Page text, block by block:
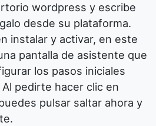
wordpress y escribe
desde su plataforma.
instalar y activar, en este
pantalla de asistente que
los pasos iniciales
pedirte hacer clic en
pulsar saltar ahora y